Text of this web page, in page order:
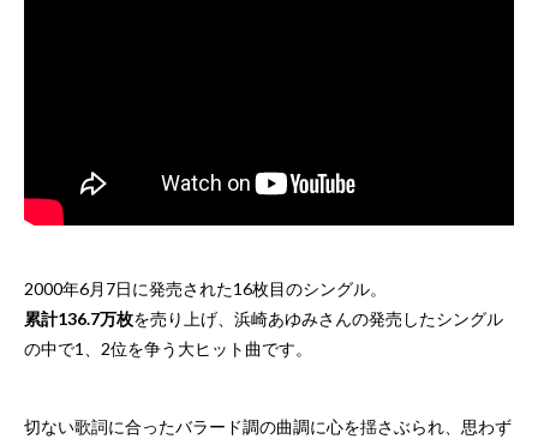
2000年6月7日に発売された16枚目のシングル。
累計136.7万枚を売り上げ、浜崎あゆみさんの発売したシングル
の中で1、2位を争う大ヒット曲です。
切ない歌詞に合ったバラード調の曲調に心を揺さぶられ、思わず